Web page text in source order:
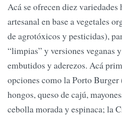
Acá se ofrecen diez variedades
artesanal en base a vegetales
de agrotóxicos y pesticidas),
“limpias” y versiones veganas
embutidos y aderezos. Acá
opciones como la Porto
hongos, queso de cajú,
cebolla morada y espinaca; la